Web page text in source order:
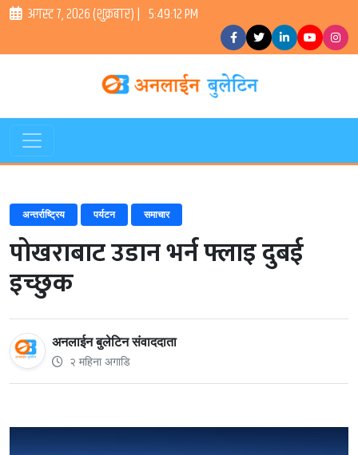
अगस्ट ७, २०२६ (शुक्रबार) | 5:49:12 PM
अन्तर्राष्ट्रिय पर्यटन समाचार
पोखराबाट उडान भर्न फ्लाइ दुबई
इच्छुक
अनलाईन बुलेटिन संवाददाता
२ महिना अगाडि